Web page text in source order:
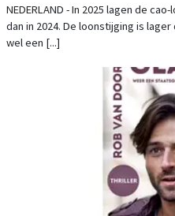
NEDERLAND - In 2025 lagen de
dan in 2024. De loonstijging is
wel een [...]